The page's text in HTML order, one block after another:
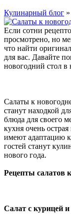
Кулинарный блог »
Если сотни
просмотрено, но
что найти
для вас. Давайте
новогодний стол в
Салаты к
станут находкой
блюда для своего
кухня очень
имеют адаптацию
гостей станут
нового года.
Рецепты салатов
Салат с курицей